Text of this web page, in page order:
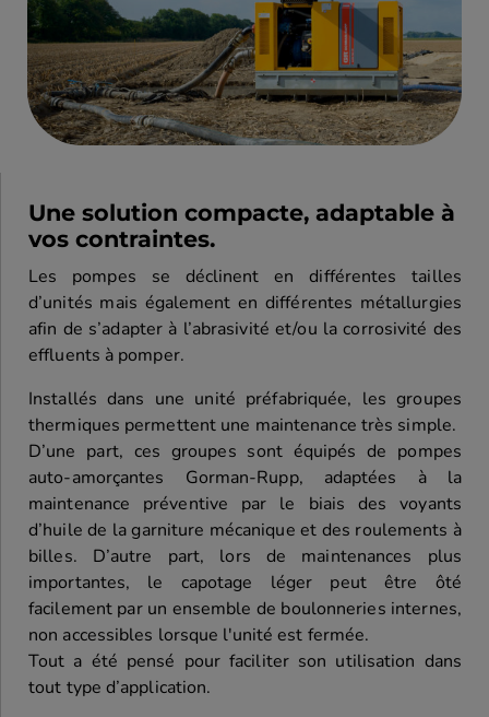
Une solution compacte, adaptable à
vos contraintes.
Les pompes se déclinent en différentes tailles
d’unités mais également en différentes métallurgies
afin de s’adapter à l’abrasivité et/ou la corrosivité des
effluents à pomper.
Installés dans une unité préfabriquée, les groupes
thermiques permettent une maintenance très simple.
D’une part, ces groupes sont équipés de pompes
auto-amorçantes Gorman-Rupp, adaptées à la
maintenance préventive par le biais des voyants
d’huile de la garniture mécanique et des roulements à
billes. D’autre part, lors de maintenances plus
importantes, le capotage léger peut être ôté
facilement par un ensemble de boulonneries internes,
non accessibles lorsque l'unité est fermée.
Tout a été pensé pour faciliter son utilisation dans
tout type d’application.